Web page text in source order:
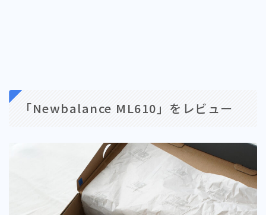
「Newbalance ML610」をレビュー